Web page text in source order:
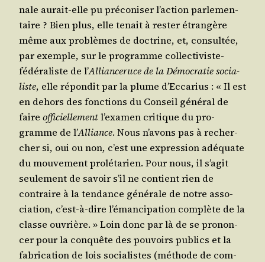
nale aurait-elle pu pré­co­ni­ser l’ac­tion par­le­men­
taire ? Bien plus, elle tenait à res­ter étran­gère
même aux pro­blèmes de doc­trine, et, consul­tée,
par exemple, sur le pro­gramme col­lec­ti­viste-
fédé­ra­liste de l’Allian­ce­ruce de la Démo­cra­tie socia­
liste, elle répon­dit par la plume d’Ec­ca­rius : « Il est
en dehors des fonc­tions du Conseil géné­ral de
faire offi­ciel­le­mentl’exa­men cri­tique du pro­
gramme de l’Alliance. Nous n’a­vons pas à recher­
cher si, oui ou non, c’est une expres­sion adé­quate
du mou­ve­ment pro­lé­ta­rien. Pour nous, il s’a­git
seule­ment de savoir s’il ne contient rien de
contraire à la ten­dance géné­rale de notre asso­
cia­tion, c’est-à-dire l’é­man­ci­pa­tion com­plète de la
classe ouvrière. » Loin donc par là de se pro­non­
cer pour la conquête des pou­voirs publics et la
fabri­ca­tion de lois socia­listes (méthode de com­